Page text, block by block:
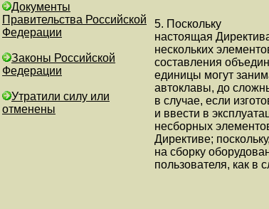
Документы
Правительства Российской
Федерации
Законы Российской
Федерации
Утратили силу или
отменены
5. Поскольку
настоящая
нескольких
составления
единицы могут
автоклавы, до
в случае, если
и ввести в
несборных
Директиве;
на сборку
пользователя, как в